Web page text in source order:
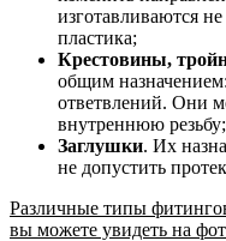
изготавливаются
пластика;
Крестовины,
общим назначением:
ответвлений. Они
внутреннюю резьбу;
Заглушки. Их
не допустить
Различные типы
вы можете увидеть на